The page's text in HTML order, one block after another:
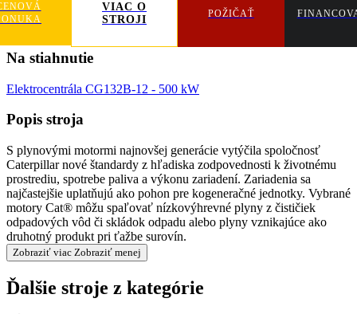
VIAC O
STROJI
POŽIČAŤ
Na stiahnutie
Elektrocentrála CG132B-12 - 500 kW
Popis stroja
S plynovými motormi najnovšej generácie vytýčila spoločnosť
Caterpillar nové štandardy z hľadiska zodpovednosti k životnému
prostrediu, spotrebe paliva a výkonu zariadení. Zariadenia sa
najčastejšie uplatňujú ako pohon pre kogeneračné jednotky. Vybrané
motory Cat® môžu spaľovať nízkovýhrevné plyny z čističiek
odpadových vôd či skládok odpadu alebo plyny vznikajúce ako
druhotný produkt pri ťažbe surovín.
Zobraziť viac Zobraziť menej
Ďalšie stroje z kategórie